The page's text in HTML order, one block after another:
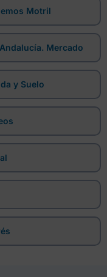
Motril
Mercado
y Suelo